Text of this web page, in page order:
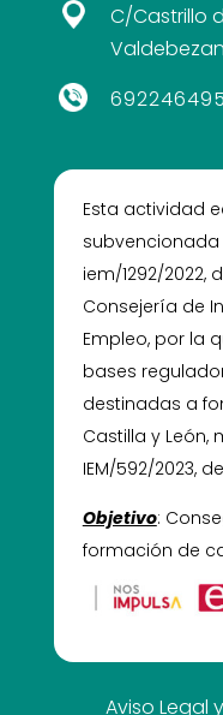
C/Castrillo
692246495
Esta actividad
iem/1292/2022,
Consejería de
Empleo, por la
bases
destinadas a
Castilla y León,
IEM/592/2023,
Objetivo:
formación de
Aviso Legal